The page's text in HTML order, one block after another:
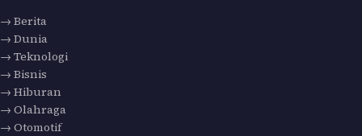
→ Berita
→ Dunia
→ Teknologi
→ Bisnis
→ Hiburan
→ Olahraga
→ Otomotif